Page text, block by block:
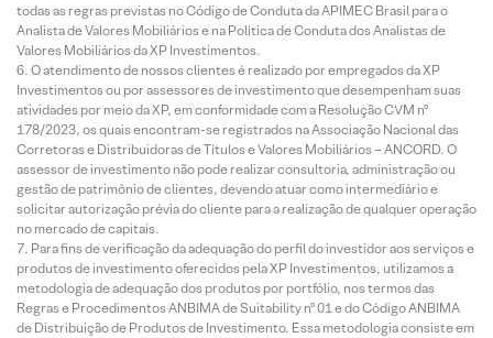
todas as regras previstas no Código de Conduta da APIMEC Brasil para o
Analista de Valores Mobiliários e na Política de Conduta dos Analistas de
Valores Mobiliários da XP Investimentos.
O atendimento de nossos clientes é realizado por empregados da XP
Investimentos ou por assessores de investimento que desempenham suas
atividades por meio da XP, em conformidade com a Resolução CVM nº
178/2023, os quais encontram-se registrados na Associação Nacional das
Corretoras e Distribuidoras de Títulos e Valores Mobiliários – ANCORD. O
assessor de investimento não pode realizar consultoria, administração ou
gestão de patrimônio de clientes, devendo atuar como intermediário e
solicitar autorização prévia do cliente para a realização de qualquer operação
no mercado de capitais.
Para fins de verificação da adequação do perfil do investidor aos serviços e
produtos de investimento oferecidos pela XP Investimentos, utilizamos a
metodologia de adequação dos produtos por portfólio, nos termos das
Regras e Procedimentos ANBIMA de Suitability nº 01 e do Código ANBIMA
de Distribuição de Produtos de Investimento. Essa metodologia consiste em